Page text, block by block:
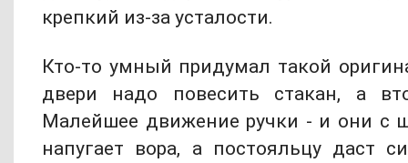
крепкий из-за усталости.
Кто-то умный придумал такой
двери надо повесить стакан, а
Малейшее движение ручки - и они с
напугает вора, а постояльцу даст